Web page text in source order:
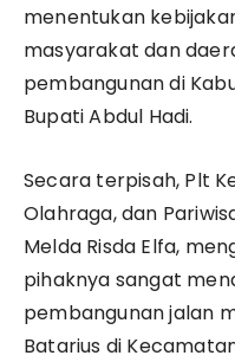
menentukan
masyarakat dan
pembangunan di
Bupati Abdul Hadi.
Secara terpisah, Plt
Olahraga, dan
Melda Risda Elfa,
pihaknya sangat
pembangunan jalan
Batarius di